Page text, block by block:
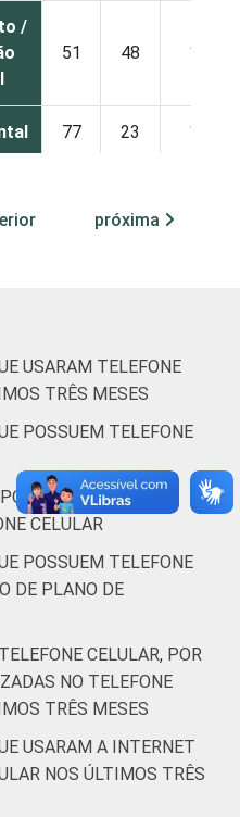
/
51 48 1
77 23 1
89 10
67 32
72 28 1
próxima
USARAM TELEFONE
TRÊS MESES
POSSUEM TELEFONE
QUANTIDADE DE
CELULAR
POSSUEM TELEFONE
DE PLANO DE
CELULAR, POR
NO TELEFONE
TRÊS MESES
USARAM A INTERNET
NOS ÚLTIMOS TRÊS